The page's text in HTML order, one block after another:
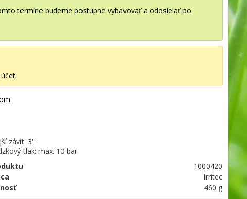
termíne budeme postupne vybavovať a odosielať po
závit: 3''
tlak: max. 10 bar
1000420
Irritec
460 g